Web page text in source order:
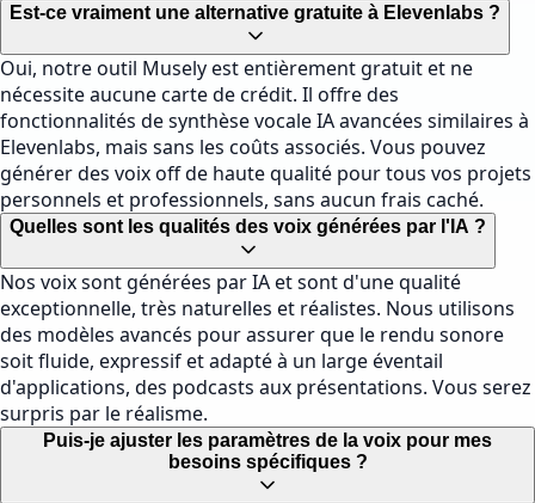
Est-ce vraiment une alternative gratuite à Elevenlabs ?
Oui, notre outil Musely est entièrement gratuit et ne
nécessite aucune carte de crédit. Il offre des
fonctionnalités de synthèse vocale IA avancées similaires à
Elevenlabs, mais sans les coûts associés. Vous pouvez
générer des voix off de haute qualité pour tous vos projets
personnels et professionnels, sans aucun frais caché.
Quelles sont les qualités des voix générées par l'IA ?
Nos voix sont générées par IA et sont d'une qualité
exceptionnelle, très naturelles et réalistes. Nous utilisons
des modèles avancés pour assurer que le rendu sonore
soit fluide, expressif et adapté à un large éventail
d'applications, des podcasts aux présentations. Vous serez
surpris par le réalisme.
Puis-je ajuster les paramètres de la voix pour mes
besoins spécifiques ?